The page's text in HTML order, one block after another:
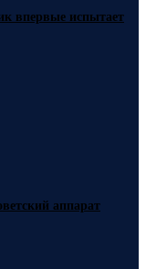
впервые испытает
аппарат